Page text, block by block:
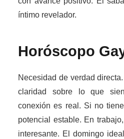
íntimo revelador.
Horóscopo
Necesidad de verdad
claridad sobre lo que
conexión es real. Si no
potencial estable. En
interesante. El domingo